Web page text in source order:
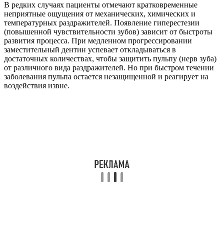
В редких случаях пациенты отмечают кратковременные
неприятные ощущения от механических, химических и
температурных раздражителей. Появление гиперестезии
(повышенной чувствительности зубов) зависит от быстроты
развития процесса. При медленном прогрессировании
заместительный дентин успевает откладываться в
достаточных количествах, чтобы защитить пульпу (нерв зуба)
от различного вида раздражителей. Но при быстром течении
заболевания пульпа остается незащищенной и реагирует на
воздействия извне.